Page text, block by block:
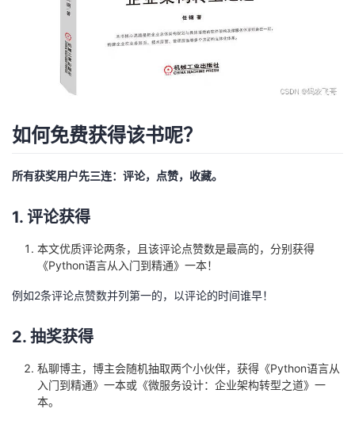
如何免费获得该书呢？
所有获奖用户先三连：评论，点赞，收藏。
1. 评论获得
本文优质评论两条，且该评论点赞数是最高的，分别获得
《Python语言从入门到精通》一本！
例如2条评论点赞数并列第一的，以评论的时间谁早！
2. 抽奖获得
私聊博主，博主会随机抽取两个小伙伴，获得《Python语言从
入门到精通》一本或《微服务设计：企业架构转型之道》一
本。